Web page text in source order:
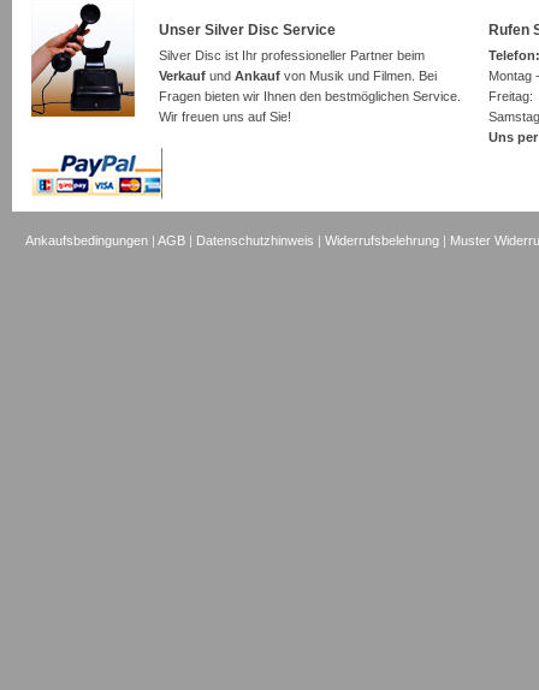
Unser Silver Disc Service
Silver Disc ist Ihr professioneller Partner beim
Verkauf und Ankauf von Musik und Filmen. Bei
Fragen bieten wir Ihnen den bestmöglichen Service.
Wir freuen uns auf Sie!
Rufen
Montag
Uns
Ankaufsbedingungen |AGB | Datenschutzhinweis |Widerrufsbelehrung | Muster